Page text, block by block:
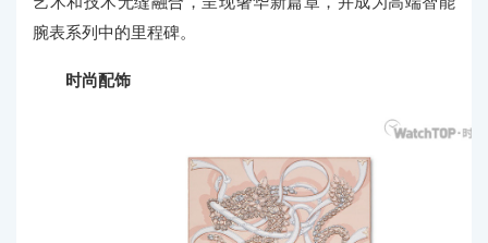
腕表系列中的里程碑。
时尚配饰